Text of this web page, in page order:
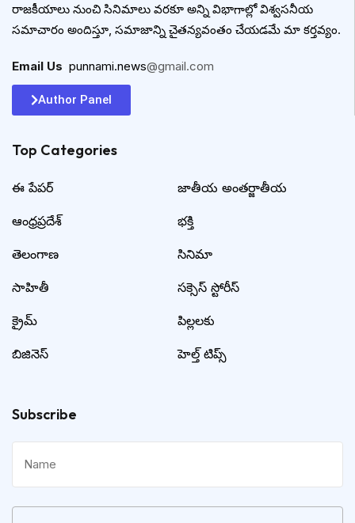
రాజకీయాలు నుంచి సినిమాలు వరకూ అన్ని విభాగాల్లో విశ్వసనీయ
సమాచారం అందిస్తూ, సమాజాన్ని చైతన్యవంతం చేయడమే మా కర్తవ్యం.
Email Us punnami.news@gmail.com
Author Panel
Top Categories​
ఈ పేపర్
ఆంధ్రప్రదేశ్
తెలంగాణ
సాహితీ
క్రైమ్
బిజినెస్
జాతీయ అంతర్జాతీయ
భక్తి
సినిమా
సక్సెస్ స్టోరీస్
పిల్లలకు
హెల్త్ టిప్స్
Subscribe